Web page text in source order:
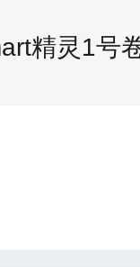
精灵1号